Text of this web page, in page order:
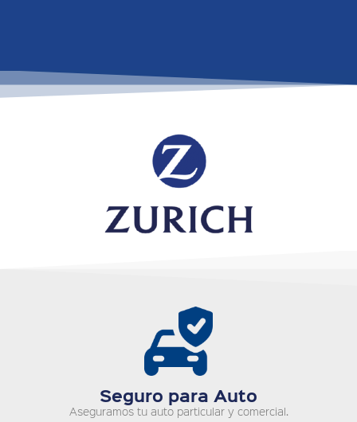
Seguro para Auto
Aseguramos tu auto particular y comercial.